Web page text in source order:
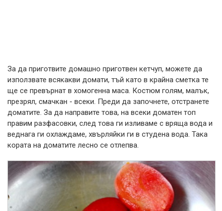
За да приготвите домашно приготвен кетчуп, можете да
използвате всякакви домати, тъй като в крайна сметка те
ще се превърнат в хомогенна маса. Костюм голям, малък,
презрял, смачкан - всеки. Преди да започнете, отстранете
доматите. За да направите това, на всеки доматен топ
правим разфасовки, след това ги изливаме с вряща вода и
веднага ги охлаждаме, хвърляйки ги в студена вода. Така
кората на доматите лесно се отлепва.